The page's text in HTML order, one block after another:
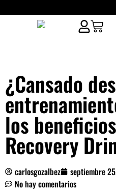
¿Cansado
los
Recovery
carlosgozalbez septiembre
No hay comentarios